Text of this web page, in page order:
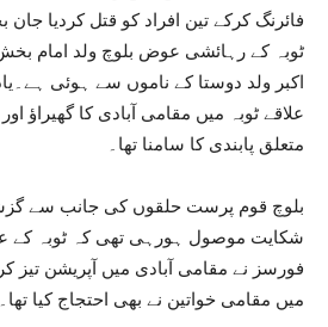
فائرنگ کرکے تین افراد کو قتل کردیا
ٹوبہ کے رہائشی عوض بلوچ ولد امام
اکبر ولد دوستا کے ناموں سے ہوئی
علاقے ٹوبہ میں مقامی آبادی کا گھیراؤ
متعلق پابندی کا سامنا تھا۔
بلوچ قوم پرست حلقوں کی جانب سے
شکایت موصول ہورہی تھی کہ ٹوبہ کے
فورسز نے مقامی آبادی میں آپریشن
میں مقامی خواتین نے بھی احتجاج کیا تھا۔